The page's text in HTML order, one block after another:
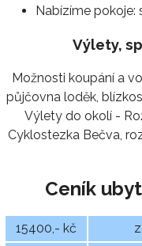
Nabízíme pokoje:
Výlety,
Možnosti koupání a
půjčovna loděk,
Výlety do okolí -
Cyklostezka Bečva,
Ceník
15400,- kč